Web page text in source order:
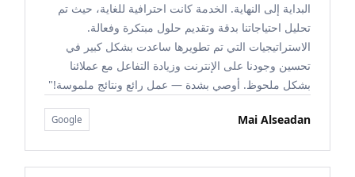
البداية إلى النهاية. الخدمة كانت احترافية للغاية، حيث تم
تحليل احتياجاتنا بدقة وتقديم حلول مبتكرة وفعالة.
الاستراتيجيات التي تم تطويرها ساعدت بشكل كبير في
تحسين وجودنا على الإنترنت وزيادة التفاعل مع عملائنا
بشكل ملحوظ. أوصي بشدة — عمل رائع ونتائج ملموسة!"
Mai Alseadan
Google